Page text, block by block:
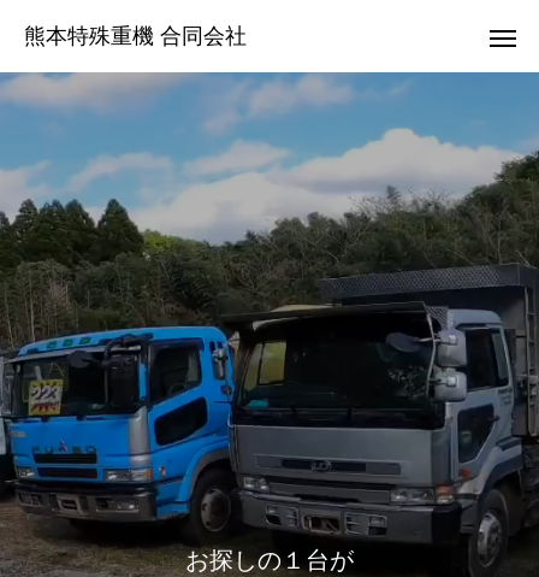
熊本特殊重機 合同会社
お探しの１台が